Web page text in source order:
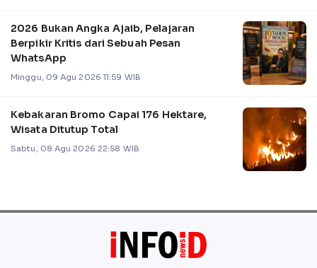
2026 Bukan Angka Ajaib, Pelajaran
Berpikir Kritis dari Sebuah Pesan
WhatsApp
Minggu, 09 Agu 2026 11:59 WIB
Kebakaran Bromo Capai 176 Hektare,
Wisata Ditutup Total
Sabtu, 08 Agu 2026 22:58 WIB